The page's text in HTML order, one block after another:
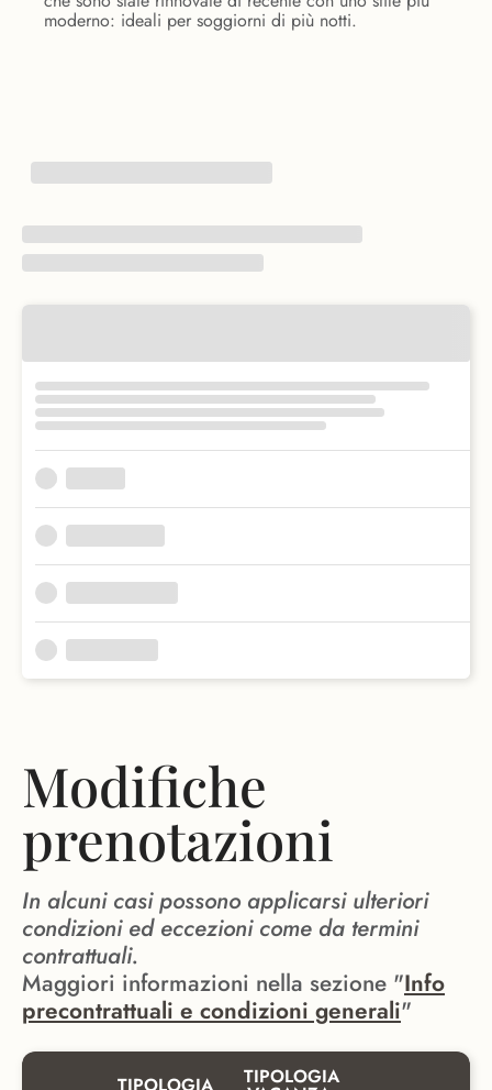
moderno: ideali per soggiorni di più notti.
Modifiche
prenotazioni
In alcuni casi possono applicarsi ulteriori
condizioni ed eccezioni come da termini
contrattuali.
Maggiori informazioni nella sezione "Info
precontrattuali e condizioni generali"
TIPOLOGIA